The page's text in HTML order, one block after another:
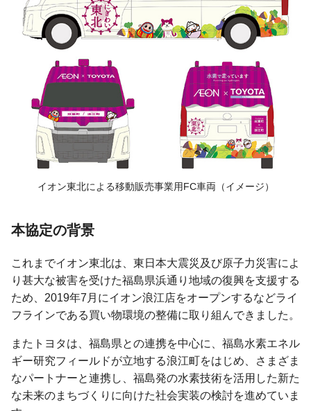
イオン東北による移動販売事業用FC車両 （イメージ）
本協定の背景
これまでイオン東北は、東日本大震災及び原子力災害によ
り甚大な被害を受けた福島県浜通り地域の復興を支援する
ため、2019年7月にイオン浪江店をオープンするなどライ
フラインである買い物環境の整備に取り組んできました。
またトヨタは、福島県との連携を中心に、福島水素エネル
ギー研究フィールドが立地する浪江町をはじめ、さまざま
なパートナーと連携し、福島発の水素技術を活用した新た
な未来のまちづくりに向けた社会実装の検討を進めていま